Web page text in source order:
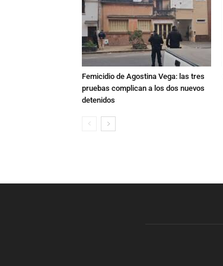
Femicidio de Agostina Vega: las tres
pruebas complican a los dos nuevos
detenidos